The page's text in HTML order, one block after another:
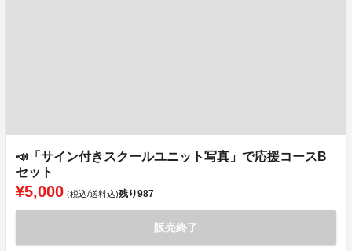
📣「サイン付きスクールユニット写真」で応援コースB
セット
¥5,000 (税込/送料込)残り987
販売終了